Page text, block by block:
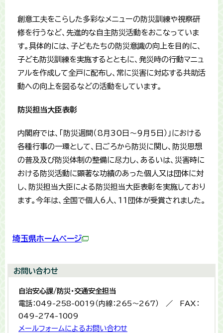
創意工夫をこらした多彩なメニューの防災訓練や視察研
修を行うなど、先進的な自主防災活動をおこなっていま
す。具体的には、子どもたちの防災意識の向上を目的に、
子ども防災訓練を実施するとともに、発災時の行動マニュ
アルを作成して全戸に配布し、常に災害に対応する共助活
動への向上を図るなどの活動をしています。
防災担当大臣表彰
内閣府では、「防災週間（8月30日～9月5日）」における
各種行事の一環として、日ごろから防災に関し、防災思想
の普及及び防災体制の整備に尽力し、あるいは、災害時に
おける防災活動に顕著な功績のあった個人又は団体に対
し、防災担当大臣による防災担当大臣表彰を実施しており
ます。今年は、全国で個人6人、11団体が受賞されました。
埼玉県ホームページ
お問い合わせ
自治安心課/防災・交通安全担当
電話：049-258-0019（内線：265〜267） ／ FAX：
049-274-1009
メールフォームによるお問い合わせ